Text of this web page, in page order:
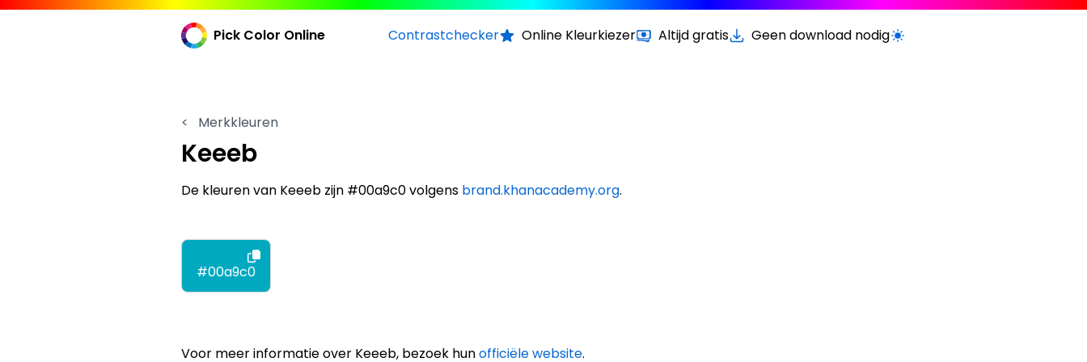
Pick Color Online Contrastchecker Online Kleurkiezer Altijd gratis Geen download nodigSchakel licht/donker modus
< Merkkleuren
Keeeb
De kleuren van Keeeb zijn #00a9c0 volgens brand.khanacademy.org.
#00a9c0
Voor meer informatie over Keeeb, bezoek hunofficiële website.